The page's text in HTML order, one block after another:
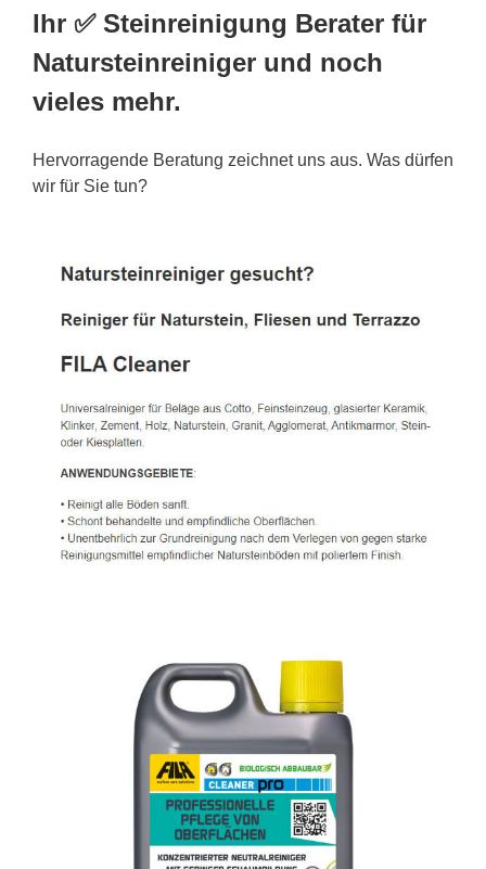
Ihr ✅ Steinreinigung Berater für
Natursteinreiniger und noch
vieles mehr.
Hervorragende Beratung zeichnet uns aus. Was dürfen
wir für Sie tun?